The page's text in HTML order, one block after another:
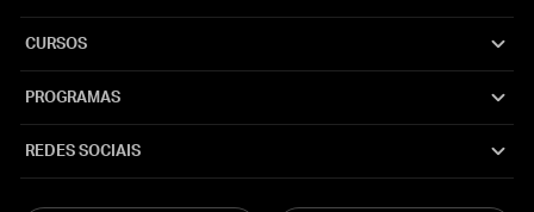
CURSOS
PROGRAMAS
REDES SOCIAIS